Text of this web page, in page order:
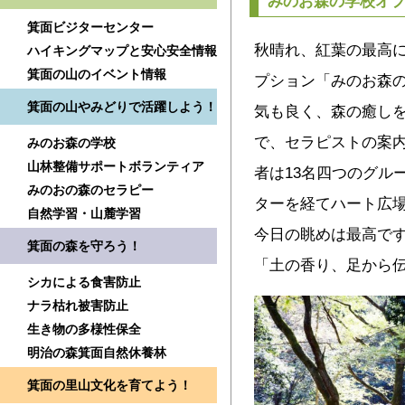
箕面ビジターセンター
ハイキングマップと安心安全情報
箕面の山のイベント情報
箕面の山やみどりで活躍しよう！
みのお森の学校
山林整備サポートボランティア
みのおの森のセラピー
自然学習・山麓学習
箕面の森を守ろう！
シカによる食害防止
ナラ枯れ被害防止
生き物の多様性保全
明治の森箕面自然休養林
箕面の里山文化を育てよう！
秋晴れ、紅葉の最高
プション「みのお森
気も良く、森の癒し
で、セラピストの案
者は13名四つのグル
ターを経てハート広
今日の眺めは最高で
「土の香り、足から